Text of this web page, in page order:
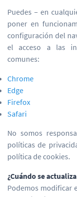
Puedes – en
poner en
configuración del
el acceso a las
comunes:
Chrome
Edge
Firefox
Safari
No somos
políticas de
política de cookies.
¿Cuándo se
Podemos modificar